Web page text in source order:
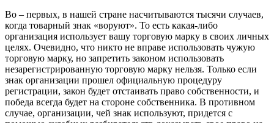
Во – первых, в нашей стране насчитываются тысячи случаев,
когда товарный знак «воруют». То есть какая-либо
организация использует вашу торговую марку в своих личных
целях. Очевидно, что никто не вправе использовать чужую
торговую марку, но запретить законом использовать
незарегистрированную торговую марку нельзя. Только если
знак организации прошел официальную процедуру
регистрации, закон будет отстаивать право собственности, и
победа всегда будет на стороне собственника. В противном
случае, организации, чей знак используют, придется с